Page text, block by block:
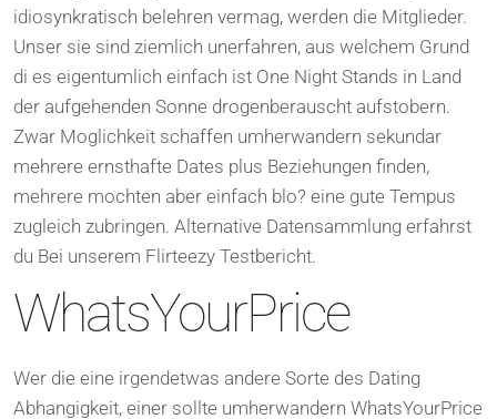
idiosynkratisch belehren vermag, werden die Mitglieder.
Unser sie sind ziemlich unerfahren, aus welchem Grund
di es eigentumlich einfach ist One Night Stands in Land
der aufgehenden Sonne drogenberauscht aufstobern.
Zwar Moglichkeit schaffen umherwandern sekundar
mehrere ernsthafte Dates plus Beziehungen finden,
mehrere mochten aber einfach blo? eine gute Tempus
zugleich zubringen. Alternative Datensammlung erfahrst
du Bei unserem Flirteezy Testbericht.
WhatsYourPrice
Wer die eine irgendetwas andere Sorte des Dating
Abhangigkeit, einer sollte umherwandern WhatsYourPrice